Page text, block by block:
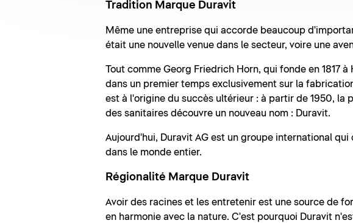
Tradition Marque Duravit
Même une entreprise qui accorde beaucoup
était une nouvelle venue dans le secteur, voire une
Tout comme Georg Friedrich Horn, qui fonde en 1817
dans un premier temps exclusivement sur la
est à l'origine du succès ultérieur : à partir de 1950, la
des sanitaires découvre un nouveau nom : Duravit.
Aujourd'hui, Duravit AG est un groupe international
dans le monde entier.
Régionalité Marque Duravit
Avoir des racines et les entretenir est une source de
en harmonie avec la nature. C'est pourquoi Duravit